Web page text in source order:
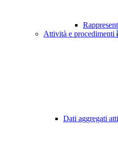
Attività e procedimenti
Dati aggregati